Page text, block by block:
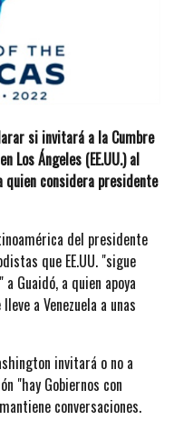
si invitará a la Cumbre
Los Ángeles (EE.UU.) al
quien considera presidente
del presidente
que EE.UU. "sigue
Guaidó, a quien apoya
a Venezuela a unas
invitará o no a
"hay Gobiernos con
conversaciones.